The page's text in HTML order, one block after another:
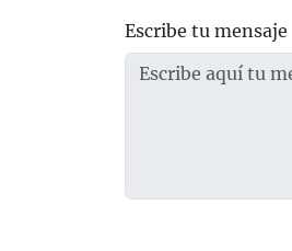
Escribe tu mensaje